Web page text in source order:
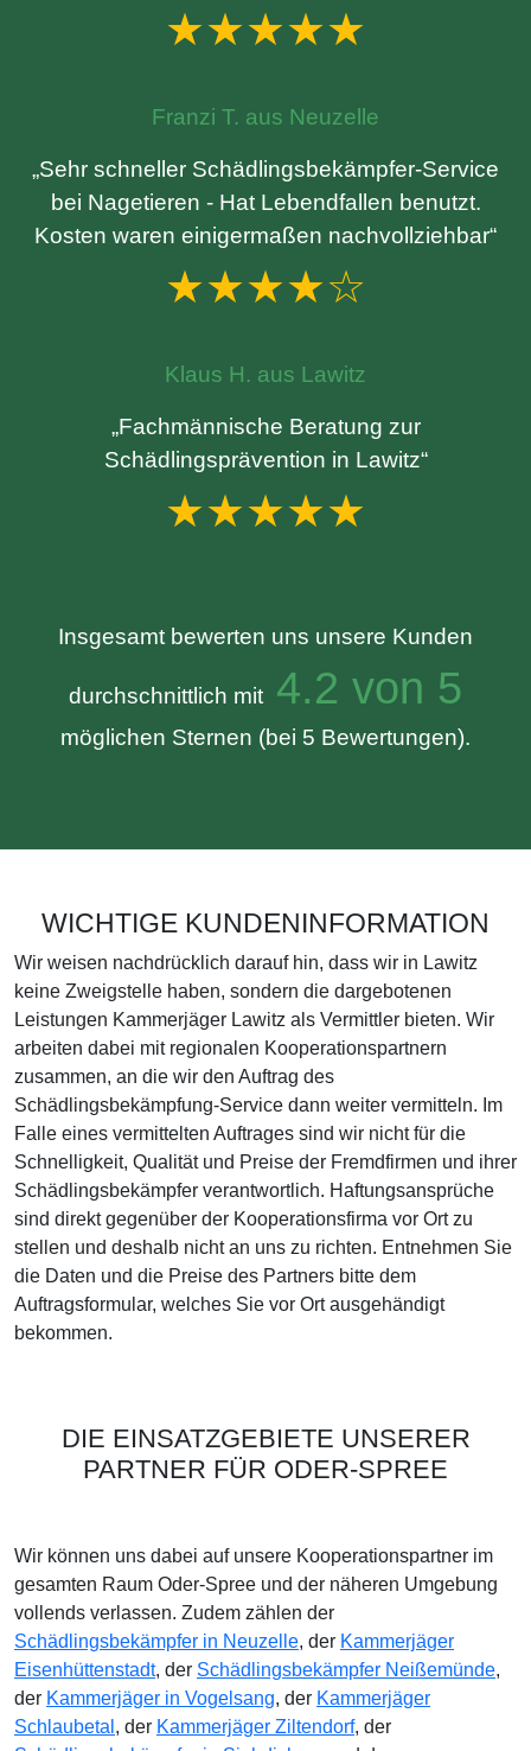
★★★★★
Franzi T. aus Neuzelle
„Sehr schneller Schädlingsbekämpfer-Service
bei Nagetieren - Hat Lebendfallen benutzt.
Kosten waren einigermaßen nachvollziehbar“
★★★★☆
Klaus H. aus Lawitz
„Fachmännische Beratung zur
Schädlingsprävention in Lawitz“
★★★★★
Insgesamt bewerten uns unsere Kunden
durchschnittlich mit 4.2 von 5
möglichen Sternen (bei 5 Bewertungen).
WICHTIGE KUNDENINFORMATION
Wir weisen nachdrücklich darauf hin, dass wir in Lawitz
keine Zweigstelle haben, sondern die dargebotenen
Leistungen Kammerjäger Lawitz als Vermittler bieten. Wir
arbeiten dabei mit regionalen Kooperationspartnern
zusammen, an die wir den Auftrag des
Schädlingsbekämpfung-Service dann weiter vermitteln. Im
Falle eines vermittelten Auftrages sind wir nicht für die
Schnelligkeit, Qualität und Preise der Fremdfirmen und ihrer
Schädlingsbekämpfer verantwortlich. Haftungsansprüche
sind direkt gegenüber der Kooperationsfirma vor Ort zu
stellen und deshalb nicht an uns zu richten. Entnehmen Sie
die Daten und die Preise des Partners bitte dem
Auftragsformular, welches Sie vor Ort ausgehändigt
bekommen.
DIE EINSATZGEBIETE UNSERER
PARTNER FÜR ODER-SPREE
Wir können uns dabei auf unsere Kooperationspartner im
gesamten Raum Oder-Spree und der näheren Umgebung
vollends verlassen. Zudem zählen der
Schädlingsbekämpfer in Neuzelle, der Kammerjäger
Eisenhüttenstadt, der Schädlingsbekämpfer Neißemünde,
der Kammerjäger in Vogelsang, der Kammerjäger
Schlaubetal , der Kammerjäger Ziltendorf, der